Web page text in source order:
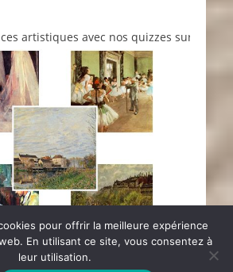
avec nos quizzes sur
pour offrir la meilleure expérience
En utilisant ce site, vous consentez à
leur utilisation.